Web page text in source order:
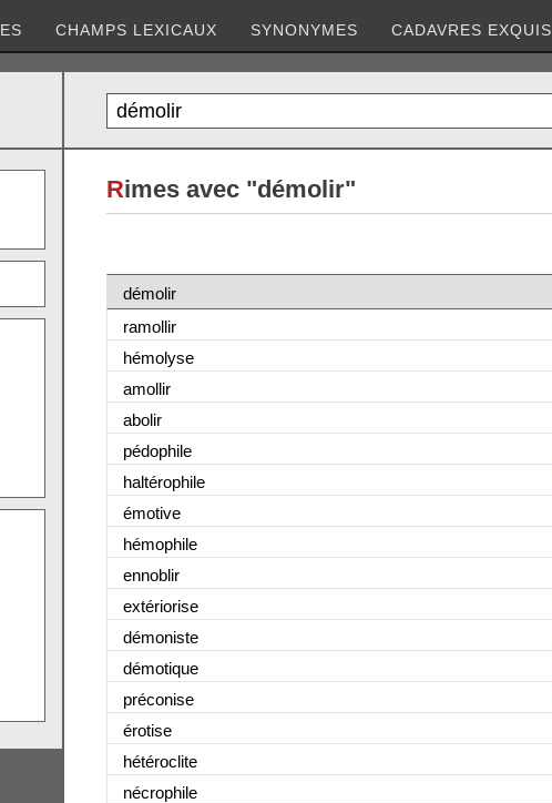
CHAMPS LEXICAUX SYNONYMES CADAVRES EXQUIS
Rimes avec "démolir"
démolir
ramollir
hémolyse
amollir
abolir
pédophile
haltérophile
émotive
hémophile
ennoblir
extériorise
démoniste
démotique
préconise
érotise
hétéroclite
nécrophile